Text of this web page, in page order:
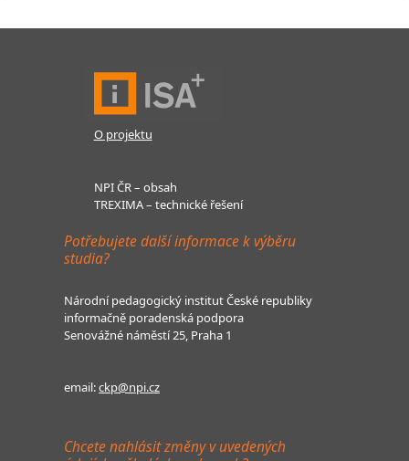
O projektu
NPI ČR – obsah
TREXIMA – technické řešení
Potřebujete další informace k výběru
studia?
Národní pedagogický institut České republiky
informačně poradenská podpora
Senovážné náměstí 25, Praha 1
email:ckp@npi.cz
Chcete nahlásit změny v uvedených